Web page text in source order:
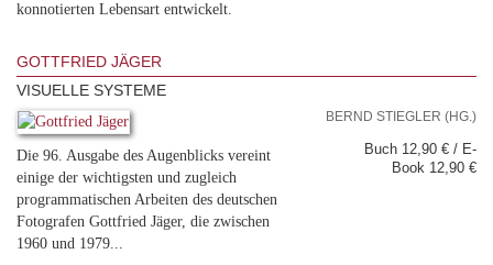
konnotierten Lebensart entwickelt.
GOTTFRIED JÄGER
VISUELLE SYSTEME
Die 96. Ausgabe des Augenblicks vereint
einige der wichtigsten und zugleich
programmatischen Arbeiten des deutschen
Fotografen Gottfried Jäger, die zwischen
1960 und 1979...
BERND STIEGLER (HG.)
Buch 12,90 € / E-
Book 12,90 €